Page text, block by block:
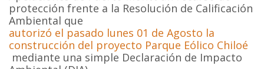
protección frente a la Resolución de Calificación
Ambiental que
autorizó el pasado lunes 01 de Agosto la
construcción del proyecto Parque Eólico Chiloé
mediante una simple Declaración de Impacto